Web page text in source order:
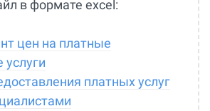
в формате excel:
цен на платные
платных услуг